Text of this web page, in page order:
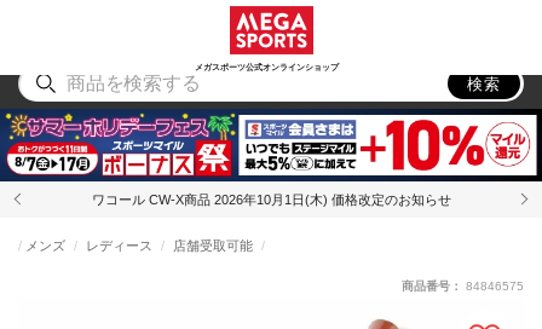
メガスポーツ公式オンラインショップ
アウトドア
検索
ワコール CW-X商品 2026年10月1日(木) 価格改定のお知らせ
メンズ レディース 店舗受取可能
商品番号： 84846575